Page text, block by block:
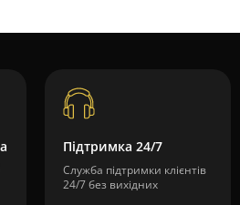
Підтримка 24/7
Служба підтримки клієнтів
24/7 без вихідних